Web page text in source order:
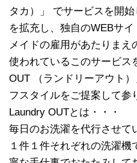
タカ）」 でサービスを開
を拡充し、独自のWEBサ
メイドの雇用があたりまえ
使われているこのサービス
OUT （ランドリーアウト
フスタイルをご提案して参
Laundry OUTとは・・・
毎日のお洗濯を代行させて
１件１件それぞれの洗濯